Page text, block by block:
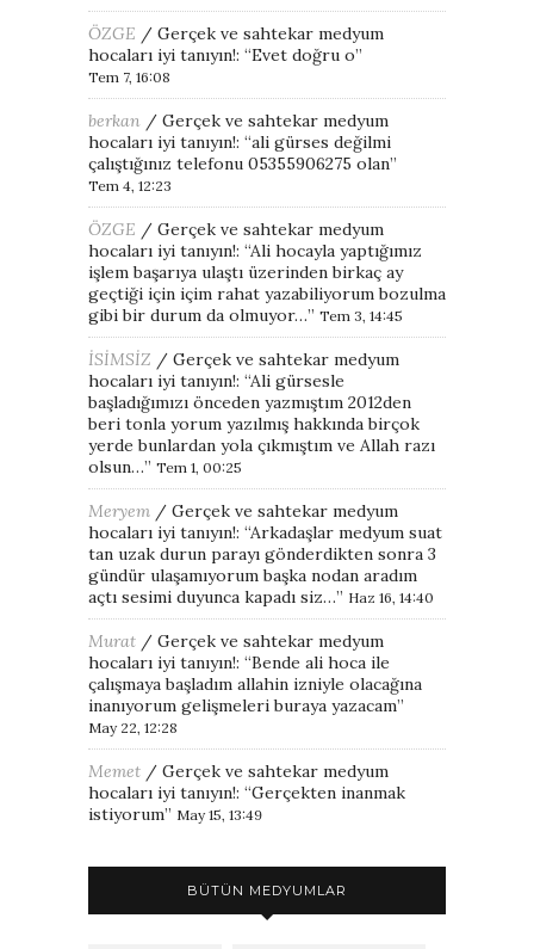
ÖZGE / Gerçek ve sahtekar medyum
hocaları iyi tanıyın!: “Evet doğru o”
Tem 7, 16:08
berkan / Gerçek ve sahtekar medyum
hocaları iyi tanıyın!: “ali gürses değilmi
çalıştığınız telefonu 05355906275 olan”
Tem 4, 12:23
ÖZGE / Gerçek ve sahtekar medyum
hocaları iyi tanıyın!: “Ali hocayla yaptığımız
işlem başarıya ulaştı üzerinden birkaç ay
geçtiği için içim rahat yazabiliyorum bozulma
gibi bir durum da olmuyor…” Tem 3, 14:45
İSİMSİZ / Gerçek ve sahtekar medyum
hocaları iyi tanıyın!: “Ali gürsesle
başladığımızı önceden yazmıştım 2012den
beri tonla yorum yazılmış hakkında birçok
yerde bunlardan yola çıkmıştım ve Allah razı
olsun…” Tem 1, 00:25
Meryem / Gerçek ve sahtekar medyum
hocaları iyi tanıyın!: “Arkadaşlar medyum suat
tan uzak durun parayı gönderdikten sonra 3
gündür ulaşamıyorum başka nodan aradım
açtı sesimi duyunca kapadı siz…” Haz 16, 14:40
Murat / Gerçek ve sahtekar medyum
hocaları iyi tanıyın!: “Bende ali hoca ile
çalışmaya başladım allahin izniyle olacağına
inanıyorum gelişmeleri buraya yazacam”
May 22, 12:28
Memet / Gerçek ve sahtekar medyum
hocaları iyi tanıyın!: “Gerçekten inanmak
istiyorum” May 15, 13:49
BÜTÜN MEDYUMLAR